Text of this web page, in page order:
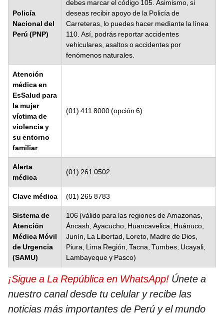
Policía
Nacional del
Perú (PNP)
debes marcar el código 105. Asimismo, si
deseas recibir apoyo de la Policía de
Carreteras, lo puedes hacer mediante la línea
110. Así, podrás reportar accidentes
vehiculares, asaltos o accidentes por
fenómenos naturales.
Atención
médica en
EsSalud para
la mujer
víctima de
violencia y
su entorno
familiar
(01) 411 8000 (opción 6)
Alerta
médica
(01) 261 0502
Clave médica (01) 265 8783
Sistema de
Atención
Médica Móvil
de Urgencia
(SAMU)
106 (válido para las regiones de Amazonas,
Áncash, Ayacucho, Huancavelica, Huánuco,
Junín, La Libertad, Loreto, Madre de Dios,
Piura, Lima Región, Tacna, Tumbes, Ucayali,
Lambayeque y Pasco)
¡Sigue a La República en WhatsApp! Únete a
nuestro canal desde tu celular y recibe las
noticias más importantes de Perú y el mundo